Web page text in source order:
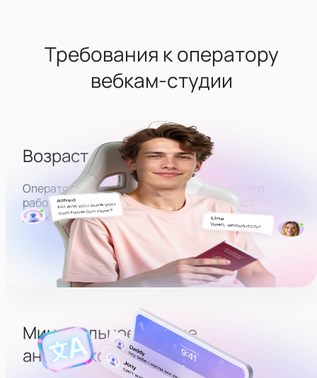
Требования к оператору
вебкам-студии
Возраст от 18 лет
Оператор вебкам-студиивЧелябинске
работа в adult-сфере, поэтому ваш возраст
должен быть не меньше 18 лет, пол не важен.
Минимальное знание
английского